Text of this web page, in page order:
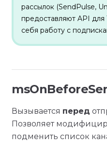
рассылок (SendPulse,
предоставляют API для
себя работу с
Вызывается перед
Позволяет
подменить список